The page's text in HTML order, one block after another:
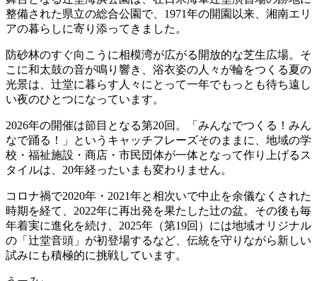
整備された県立の総合公園で、1971年の開園以来、湘南エリ
アの暮らしに寄り添ってきました。
防砂林のすぐ向こうに相模湾が広がる開放的な芝生広場。そ
こに和太鼓の音が鳴り響き、浴衣姿の人々が輪をつくる夏の
光景は、辻堂に暮らす人々にとって一年でもっとも待ち遠し
い夜のひとつになっています。
2026年の開催は節目となる第20回。「みんなでつくる！みん
なで踊る！」というキャッチフレーズそのままに、地域の学
校・福祉施設・商店・市民団体が一体となって作り上げるス
タイルは、20年経ったいまも変わりません。
コロナ禍で2020年・2021年と相次いで中止を余儀なくされた
時期を経て、2022年に再出発を果たした辻の盆。その後も毎
年着実に進化を続け、2025年（第19回）には地域オリジナル
の「辻堂音頭」が初登場するなど、伝統を守りながら新しい
試みにも積極的に挑戦しています。